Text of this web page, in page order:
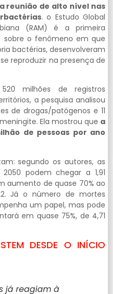
reunião de alto nível nas
. o Estudo Global
(RAM) é a primeira
sobre o fenômeno em que
bactérias, desenvolveram
reproduzir na presença de
milhões de registros
a pesquisa analisou
de drogas/patógenos e 11
Ela mostrou que a
de pessoas por ano
segundo os autores, as
podem chegar a 1,91
aumento de quase 70% ao
Já o número de mortes
um papel, mas pode
em quase 75%, de 4,71
DESDE O INÍCIO
já reagiam à